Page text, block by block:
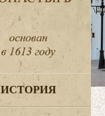
ИСТОРИЯ